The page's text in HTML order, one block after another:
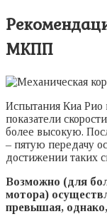
МКПП
Испытания Киа Рио
показатели
более высокую.
– пятую передачу
достижении таких
Возможно (для
мотора)
превышая,